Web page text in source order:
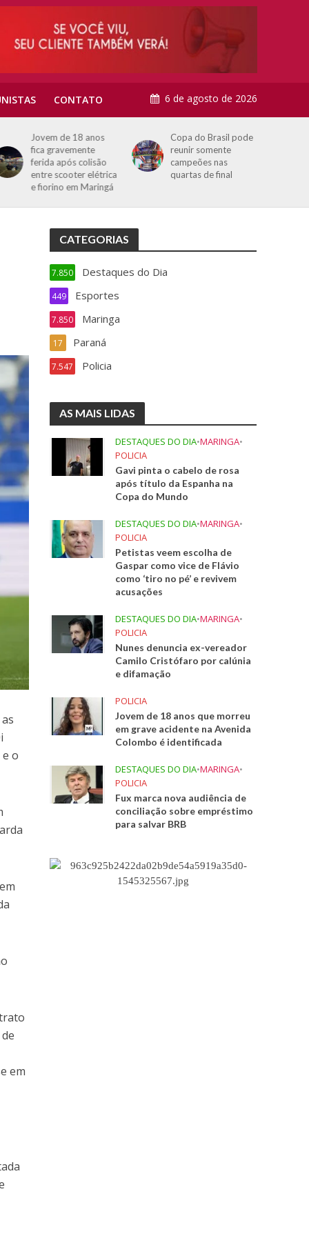
CONTATO 6 de agosto de 2026
Jovem de 18 anos
fica gravemente
ferida após colisão
entre scooter elétrica
e fiorino em Maringá
Copa do Brasil pode
reunir somente
campeões nas
quartas de final
o
em
CATEGORIAS
Destaques do Dia
7.850
Esportes
449
Maringa
7.850
Paraná
17
Policia
7.547
AS MAIS LIDAS
DESTAQUES DO DIA•MARINGA•
POLICIA
Gavi pinta o cabelo de rosa
após título da Espanha na
Copa do Mundo
DESTAQUES DO DIA•MARINGA•
POLICIA
Petistas veem escolha de
Gaspar como vice de Flávio
como ‘tiro no pé’ e revivem
acusações
DESTAQUES DO DIA•MARINGA•
POLICIA
Nunes denuncia ex-vereador
Camilo Cristófaro por calúnia
e difamação
POLICIA
Jovem de 18 anos que morreu
em grave acidente na Avenida
Colombo é identificada
DESTAQUES DO DIA•MARINGA•
POLICIA
Fux marca nova audiência de
conciliação sobre empréstimo
para salvar BRB